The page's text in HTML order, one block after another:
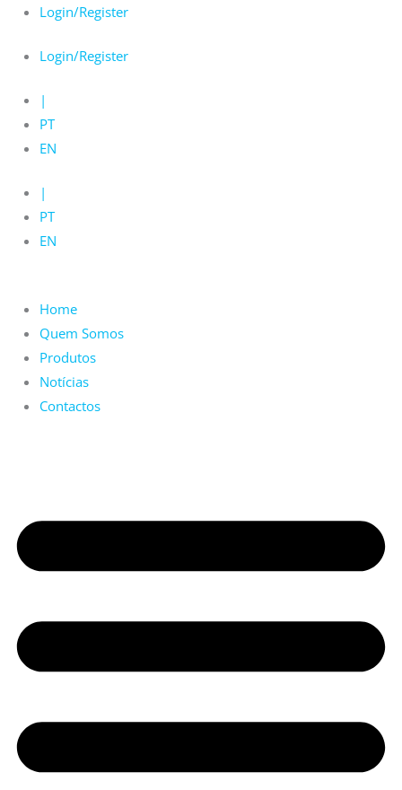
Skip
content
Login/Register
Login/Register
|
PT
EN
|
PT
EN
Home
Quem Somos
Produtos
Notícias
Contactos